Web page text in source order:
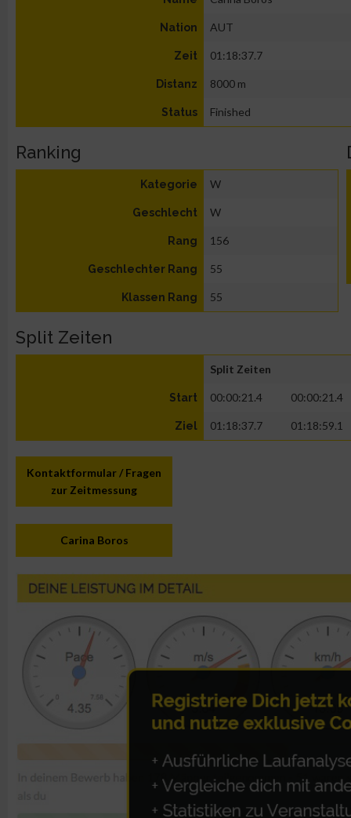
Nation AUT
Zeit 01:18:37.7
Distanz 8000 m
Status Finished
Ranking
Kategorie W
Geschlecht W
Rang 156
Geschlechter Rang 55
Klassen Rang 55
Split Zeiten
Split Zeiten
Start 00:00:21.4 00:00:21.4
Ziel 01:18:37.7 01:18:59.1
Kontaktformular / Fragen
zur Zeitmessung
Carina Boros